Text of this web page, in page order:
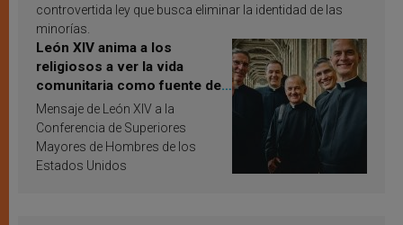
controvertida ley que busca eliminar la identidad de las
minorías.
León XIV anima a los
religiosos a ver la vida
comunitaria como fuente de
inspiración y santificación
Mensaje de León XIV a la
Conferencia de Superiores
Mayores de Hombres de los
Estados Unidos